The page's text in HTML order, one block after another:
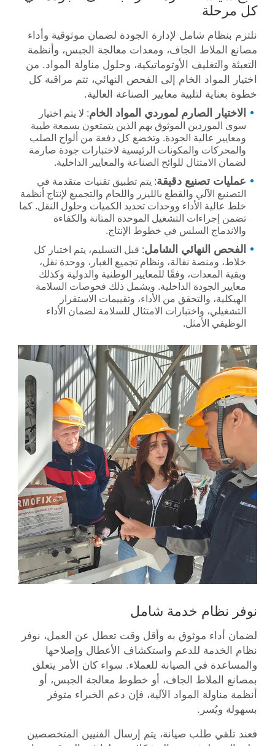
كل مرحلة
نلتزم بنظام شامل لإدارة الجودة لضمان موثوقية وأداء
مصانع الملاط الجاف، ومعدات معالجة الجبس، وأنظمة
التعبئة والتغليف الأوتوماتيكية، وحلول مناولة المواد. من
اختيار المواد الخام إلى الفحص النهائي، تتم مراقبة كل
خطوة بعناية لتلبية معايير الصناعة العالية.
الاختيار الصارم لموردي المواد الخام: لا يتم اختيار
سوى الموردين الموثوق بهم الذين يتمتعون بسمعة طيبة
ومعايير عالية الجودة. وتخضع كل دفعة من ألواح الصلب
والمحركات والمكونات الرئيسية لاختبارات جودة صارمة
لضمان الامتثال للوائح الصناعة والمعايير الداخلية.
عمليات تصنيع دقيقة: يتم تطبيق تقنيات متقدمة في
التصنيع الآلي والقطع بالليزر واللحام والتجميع لإنتاج أنظمة
خلط عالية الأداء ووحدات تحديد الكميات وحلول النقل. كما
تضمن إجراءات التشغيل الموحدة المتانة والكفاءة
والاندماج السلس في خطوط الإنتاج.
الفحص النهائي الشامل: قبل التسليم، يتم اختبار كل
خلاط، ومنصة نقالة، ونظام تجميع الغبار، ووحدة نقل،
وبقية المعدات، وفقًا للمعايير الوطنية والدولية وكذلك
معايير الجودة الداخلية. ويشمل ذلك فحوصات السلامة
الهيكلية، والتحقق من الأداء، وتقييمات الاستقرار
التشغيلي، واختبارات الامتثال للسلامة لضمان الأداء
الوظيفي الأمثل.
نوفر نظام خدمة شامل
لضمان أداء موثوق به وأقل وقت تعطل عن العمل، نوفر
نظام الخدمة للدعم واستكشاف الأعطال وإصلاحها
والمساعدة في الصيانة للعملاء. سواء كان الأمر يتعلق
بمصانع الملاط الجاف، أو خطوط معالجة الجبس، أو
أنظمة مناولة المواد الآلية، فإن دعم الخبراء متوفر
بسهولة ويُسر.
فعند تلقي طلب صيانة، يتم إرسال الفنيين المتخصصين